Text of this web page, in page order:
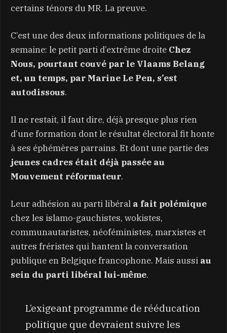
certains ténors du MR. La preuve.
C’est une des deux informations politiques de la
semaine: le petit parti d’extrême droite Chez
Nous, pourtant couvé par le Vlaams Belang
et, un temps, par Marine Le Pen, s’est
autodissous.
Il ne restait, il faut dire, déjà presque plus rien
d’une formation dont le résultat électoral fit honte
à ses éphémères parrains. Et dont une partie des
jeunes cadres était déjà passée au
Mouvement réformateur.
Leur adhésion au parti libéral a fait polémique
chez les islamo-gauchistes, wokistes,
communautaristes, néoféministes, marxistes et
autres fréristes qui hantent la conversation
publique en Belgique francophone. Mais aussi au
sein du parti libéral lui-même.
L’exigeant programme de rééducation
politique que devraient suivre les